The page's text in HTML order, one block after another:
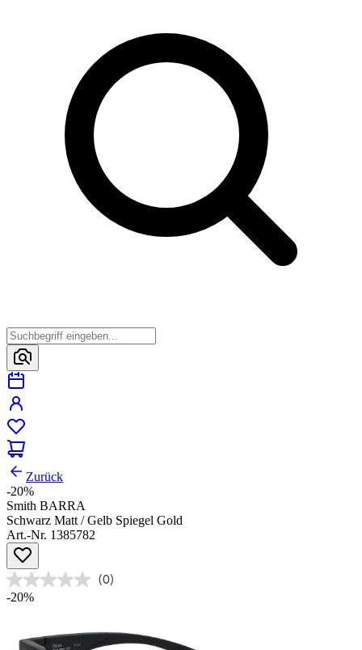
Zurück
-20%
Smith BARRA
Schwarz Matt / Gelb Spiegel Gold
Art.-Nr. 1385782
(0)
-20%